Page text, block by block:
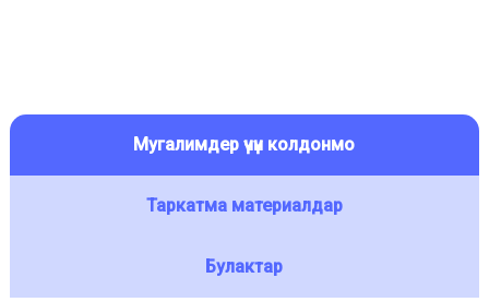
Мугалимдер үчүн колдонмо
Таркатма материалдар
Булактар